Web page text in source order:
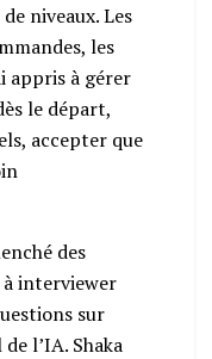
niveaux. Les
les
appris à gérer
le départ,
accepter que
des
à interviewer
sur
l’IA. Shaka